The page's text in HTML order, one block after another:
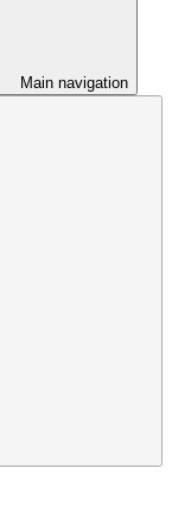
Main navigation